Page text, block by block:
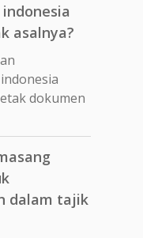
asalnya?
dokumen
dalam tajik